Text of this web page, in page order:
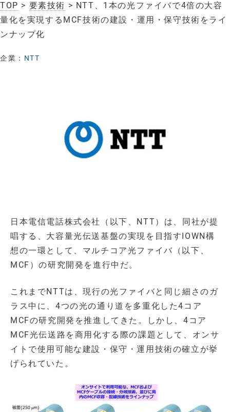
TOP > 要素技術 > NTT、1本の光ファイバで4倍の大容
量化を実現するMCF技術の建設・運用・保守技術をライ
ンナップ化
企業： NTT
日本電信電話株式会社（以下、NTT）は、同社が提
唱する、大容量光伝送基盤の実現を目指すIOWN構
想の一環として、マルチコア光ファイバ（以下、
MCF）の研究開発を進行中だ。
これまでNTTは、現行の光ファイバと同じ細さのガ
ラス中に、4つの光の通り道を多重化した4コア
MCFの研究開発を推進してきた。しかし、4コア
MCF光伝送路を商用化する際の課題として、オンサ
イトで使用可能な建設・保守・運用技術の確立が挙
げられていた。